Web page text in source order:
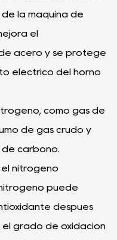
la máquina de
el
acero y se protege
eléctrico del horno
como gas de
de gas crudo y
carbono.
el nitrógeno
puede
después
grado de oxidación